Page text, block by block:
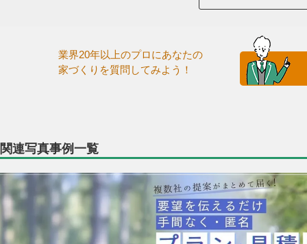
業界20年以上のプロにあなたの
家づくりを質問してみよう！
関連写真事例一覧